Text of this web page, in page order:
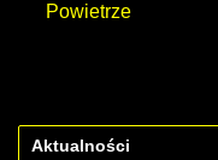
Powietrze
Aktualności